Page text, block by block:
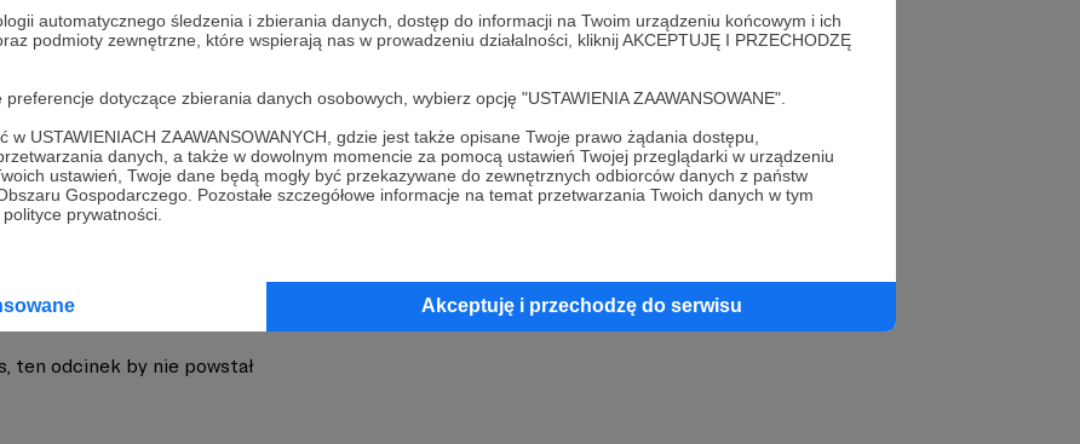
automatycznego śledzenia i zbierania danych, dostęp do informacji na Twoim urządzeniu końcowym i ich
podmioty zewnętrzne, które wspierają nas w prowadzeniu działalności, kliknij AKCEPTUJĘ I PRZECHODZĘ
dotyczące zbierania danych osobowych, wybierz opcję "USTAWIENIA ZAAWANSOWANE".
USTAWIENIACH ZAAWANSOWANYCH, gdzie jest także opisane Twoje prawo żądania dostępu,
danych, a także w dowolnym momencie za pomocą ustawień Twojej przeglądarki w urządzeniu
ustawień, Twoje dane będą mogły być przekazywane do zewnętrznych odbiorców danych z państw
Gospodarczego. Pozostałe szczegółowe informacje na temat przetwarzania Twoich danych w tym
prywatności.
Akceptuję i przechodzę do serwisu
Zobacz profil autora
ten odcinek by nie powstał